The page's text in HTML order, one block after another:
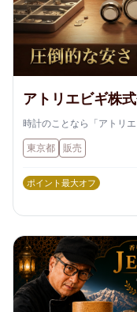
アトリエビギ株
時計のことなら「アトリ
東京都 販売
ポイント最大オフ